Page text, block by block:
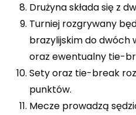
Drużyna składa się z
Turniej rozgrywany
brazylijskim do dwóch
oraz ewentualny tie-
Sety oraz tie-break
punktów.
Mecze prowadzą